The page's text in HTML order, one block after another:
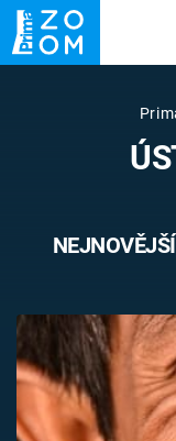
ZRÁDCI
Témata
Pořady